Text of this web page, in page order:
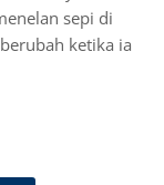
sepi di
ketika ia